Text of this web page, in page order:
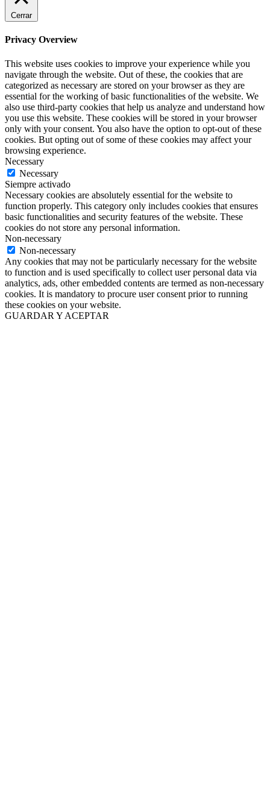
Cerrar
Privacy Overview
This website uses cookies to improve your experience while you
navigate through the website. Out of these, the cookies that are
categorized as necessary are stored on your browser as they are
essential for the working of basic functionalities of the website. We
also use third-party cookies that help us analyze and understand how
you use this website. These cookies will be stored in your browser
only with your consent. You also have the option to opt-out of these
cookies. But opting out of some of these cookies may affect your
browsing experience.
Necessary
Necessary
Siempre activado
Necessary cookies are absolutely essential for the website to
function properly. This category only includes cookies that ensures
basic functionalities and security features of the website. These
cookies do not store any personal information.
Non-necessary
Non-necessary
Any cookies that may not be particularly necessary for the website
to function and is used specifically to collect user personal data via
analytics, ads, other embedded contents are termed as non-necessary
cookies. It is mandatory to procure user consent prior to running
these cookies on your website.
GUARDAR Y ACEPTAR